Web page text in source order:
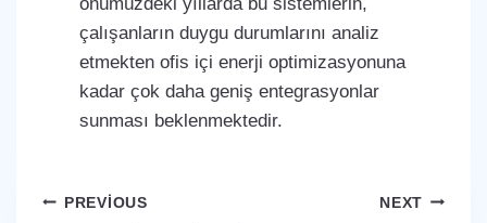
çalışanların duygu durumlarını analiz
etmekten ofis içi enerji optimizasyonuna
kadar çok daha geniş entegrasyonlar
sunması beklenmektedir.
Yazı
PREVIOUS NEXT